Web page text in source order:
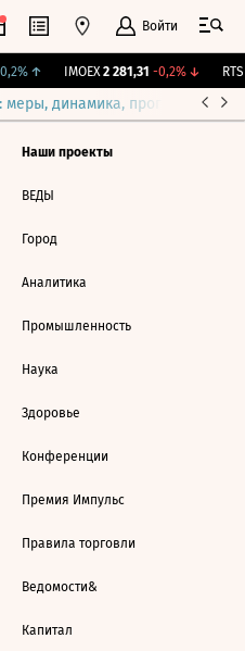
Войти
↑ IMOEX 2 281,31 -0,2%↓ RTSI
динамика, прогнозы
Наши проекты
ВЕДЫ
Город
Аналитика
Промышленность
Наука
Здоровье
Конференции
Премия Импульс
Правила торговли
Ведомости&
Капитал